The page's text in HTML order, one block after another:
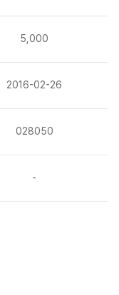
5,000
2016-02-26
028050
-